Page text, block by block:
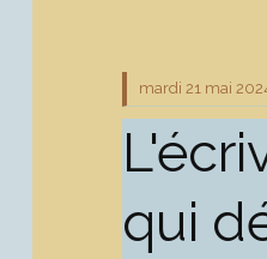
mardi 21 mai
qui